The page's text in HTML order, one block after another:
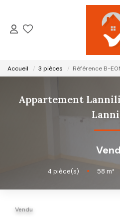
NOTRE
GESTION
Accueil 3 pièces Référence B-
Appartement
4 pièce(s) • 58 m²
Vendu